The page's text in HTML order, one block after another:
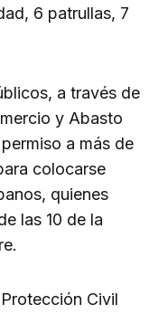
6 patrullas, 7
a través de
y Abasto
a más de
colocarse
quienes
las 10 de la
Civil